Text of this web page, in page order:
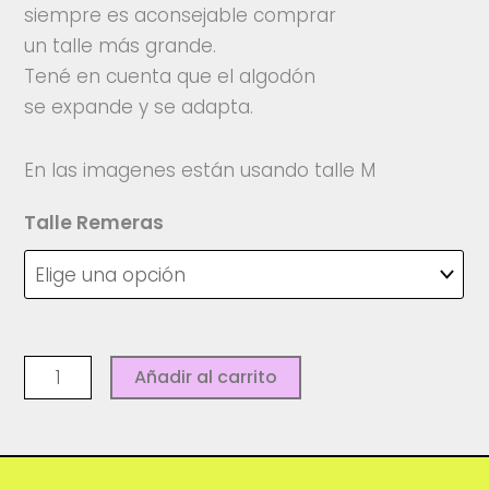
siempre es aconsejable comprar
un talle más grande.
Tené en cuenta que el algodón
se expande y se adapta.
En las imagenes están usando talle M
Talle Remeras
Bby
tee
Cyan
Añadir al carrito